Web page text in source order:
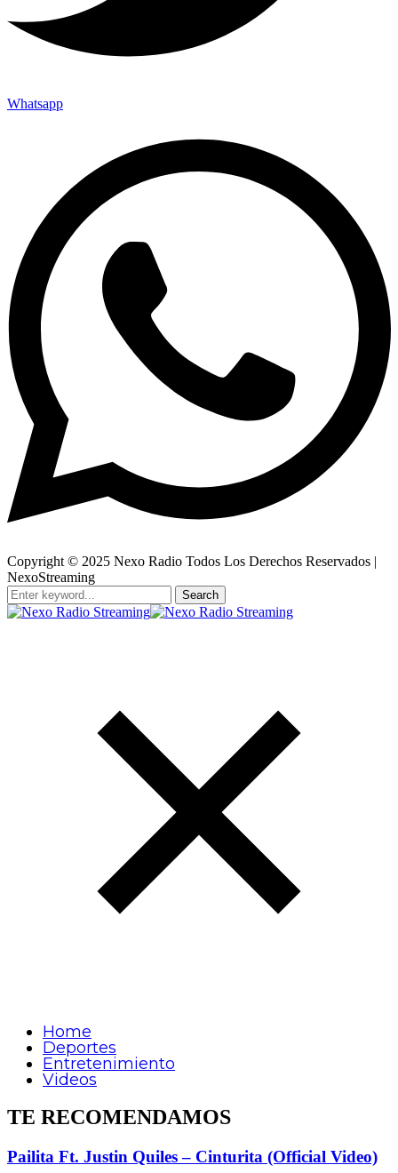
Whatsapp
Copyright © 2025 Nexo Radio Todos Los Derechos Reservados |
NexoStreaming
Search
Home
Deportes
Entretenimiento
Videos
TE RECOMENDAMOS
Pailita Ft. Justin Quiles – Cinturita (Official Video)